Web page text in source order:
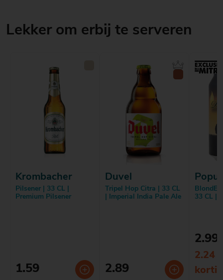
Lekker om erbij te serveren
Krombacher
Pilsener | 33 CL |
Premium Pilsener
1.59
Duvel
Tripel Hop Citra | 33 CL
| Imperial India Pale Ale
2.89
33 CL |
2.99
2.24